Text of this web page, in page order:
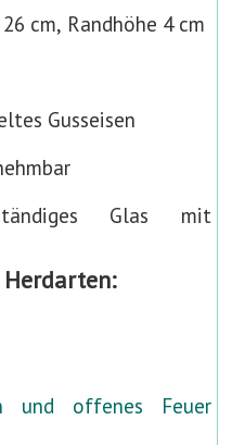
cm, Randhöhe 4 cm
Gusseisen
Glas mit
und offenes Feuer